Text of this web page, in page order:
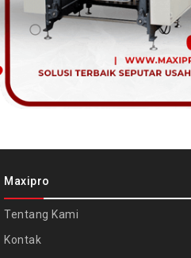
Maxipro
Tentang Kami
Kontak